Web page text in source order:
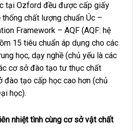
tại Ozford đều được cấp giấy
thống chất lượng chuẩn Úc –
Framework – AQF (AQF: hệ
15 tiêu chuẩn áp dụng cho các
học, dạy nghề (chủ yếu là các
cơ sở đào tạo tư thục chất
đào tạo cấp học cao hơn (chủ
học).
nhiệt tình cùng cơ sở vật chất